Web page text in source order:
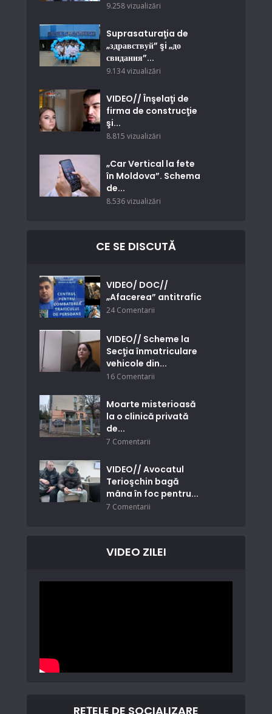
9.258 vizualizări
Suprasaturaţia de
„здравствуй” şi „до
свидания”...
9.134 vizualizări
VIDEO// Înşelaţi de
firma de construcţie
şi...
8.815 vizualizări
„Car Vertical la fete
în Moldova”. Schema
de...
8.536 vizualizări
CE SE DISCUTĂ
VIDEO/ DOC//
„Afacerea” antitrafic
24 Comentarii
VIDEO// Scheme la
Secţia înmatriculare
vehicole din...
16 Comentarii
Moarte misterioasă
la o clinică privată
de...
7 Comentarii
VIDEO// Avocatul
Terioşchin bagă
mâna în foc pentru...
7 Comentarii
VIDEO ZILEI
REȚELE DE SOCIALIZARE